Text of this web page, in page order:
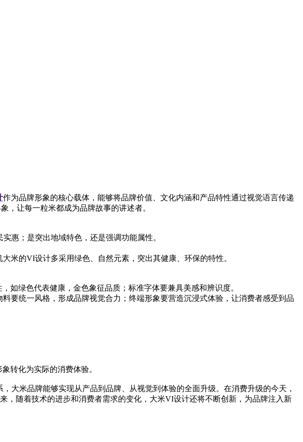
作为品牌形象的核心载体，能够将品牌价值、文化内涵和产品特性通过视觉语言传递
，让每一粒米都成为品牌故事的讲述者。
惠；是突出地域特色，还是强调功能属性。
米的VI设计多采用绿色、自然元素，突出其健康、环保的特性。
如绿色代表健康，金色象征品质；标准字体要兼具美感和辨识度。
要统一风格，形成品牌视觉合力；终端形象要营造沉浸式体验，让消费者感受到品
转化为实际的消费体验。
大米品牌能够实现从产品到品牌、从视觉到体验的全面升级。在消费升级的今天，
，随着技术的进步和消费者需求的变化，大米VI设计还将不断创新，为品牌注入新